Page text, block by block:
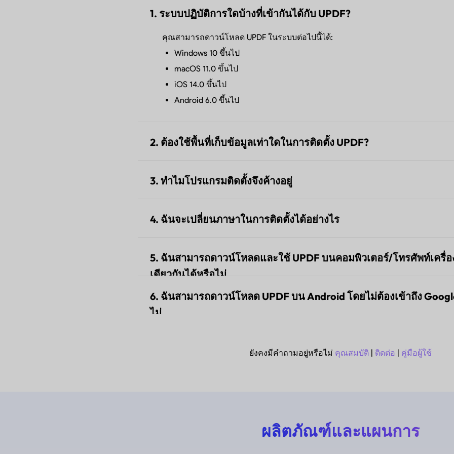
1. ระบบปฏิบัติการใดบ้างที่เข้ากันได้กับ UPDF?
คุณสามารถดาวน์โหลด UPDF ในระบบต่อไปนี้ได้:
Windows 10 ขึ้นไป
macOS 11.0 ขึ้นไป
iOS 14.0 ขึ้นไป
Android 6.0 ขึ้นไป
2. ต้องใช้พื้นที่เก็บข้อมูลเท่าใดในการติดตั้ง UPDF?
Windows: 177 MB; ปลั๊กอิน OCR: 1.68 GB
Mac (เวอร์ชัน App Store): 296.9 MB
3. ทำไมโปรแกรมติดตั้งจึงค้างอยู่
ทรัพยากรระบบไม่เพียงพอ เป็นต้น ขอแนะนำให้คุณออกจากโปรแกรมติดตั้ง UPDF ล้
4. ฉันจะเปลี่ยนภาษาในการติดตั้งได้อย่างไร
ตั้ง UPDF แล้ว คุณยังสามารถเปลี่ยนภาษาได้โดยไปที่ ไฟล์ > การตั้งค่า > ทั่วไป > ภา
Windows หรือ UPDF > การตั้งค่า > ทั่วไป > ภาษาแอปพลิเคชัน บน Mac
5. ฉันสามารถดาวน์โหลดและใช้ UPDF บนคอมพิวเตอร์/โทรศัพท์เครื่
เดียวกันได้หรือไม่
ได้ คุณสามารถลงชื่อเข้าใช้บัญชี UPDF หนึ่งบัญชีพร้อมกันได้บนเดสก์ท็อปสองเครื่อ
6. ฉันสามารถดาวน์โหลด UPDF บน Android โดยไม่ต้องเข้าถึง
ไม่
คลิกที่นี่เพื่อดาวน์โหลด UPDF Android APKลงในโทรศัพท์ของคุณโดย
ยังคงมีคำถามอยู่หรือไม่ คุณสมบัติ | ติดต่อ | คู่มือผู้ใช้
ผลิตภัณฑ์และแผนการ